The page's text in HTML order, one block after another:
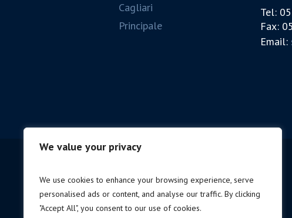
We value your privacy
We use cookies to enhance your browsing experience, serve
personalised ads or content, and analyse our traffic. By clicking
"Accept All", you consent to our use of cookies.
Cagliari
Principale
Tel:
Fax:
Email: